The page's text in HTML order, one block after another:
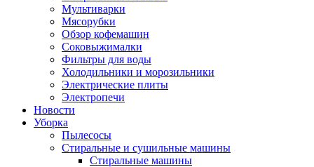
Мультиварки
Мясорубки
Обзор кофемашин
Соковыжималки
Фильтры для воды
Холодильники и морозильники
Электрические плиты
Электропечи
Новости
Уборка
Пылесосы
Стиральные и сушильные машины
Стиральные машины